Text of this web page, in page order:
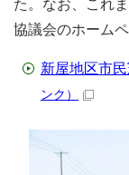
た。なお、これ
協議会のホーム
新屋地区市
ンク）